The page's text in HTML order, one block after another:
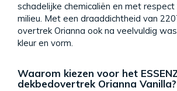
schadelijke chemicaliën en met
milieu. Met een draaddichtheid van
overtrek Orianna ook na veelvuldig
kleur en vorm.
Waarom kiezen voor het
dekbedovertrek Orianna Vanilla?